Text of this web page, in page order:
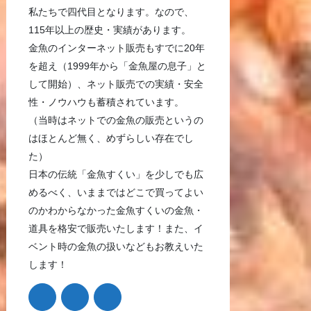
私たちで四代目となります。なので、
115年以上の歴史・実績があります。
金魚のインターネット販売もすでに20年
を超え（1999年から「金魚屋の息子」と
して開始）、ネット販売での実績・安全
性・ノウハウも蓄積されています。
（当時はネットでの金魚の販売というの
はほとんど無く、めずらしい存在でし
た）
日本の伝統「金魚すくい」を少しでも広
めるべく、いままではどこで買ってよい
のかわからなかった金魚すくいの金魚・
道具を格安で販売いたします！また、イ
ベント時の金魚の扱いなどもお教えいた
します！